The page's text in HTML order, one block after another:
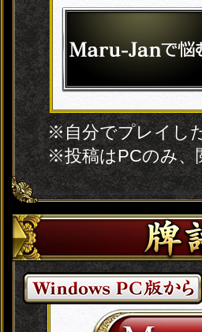
※自分でプレイし
※投稿はPCのみ、